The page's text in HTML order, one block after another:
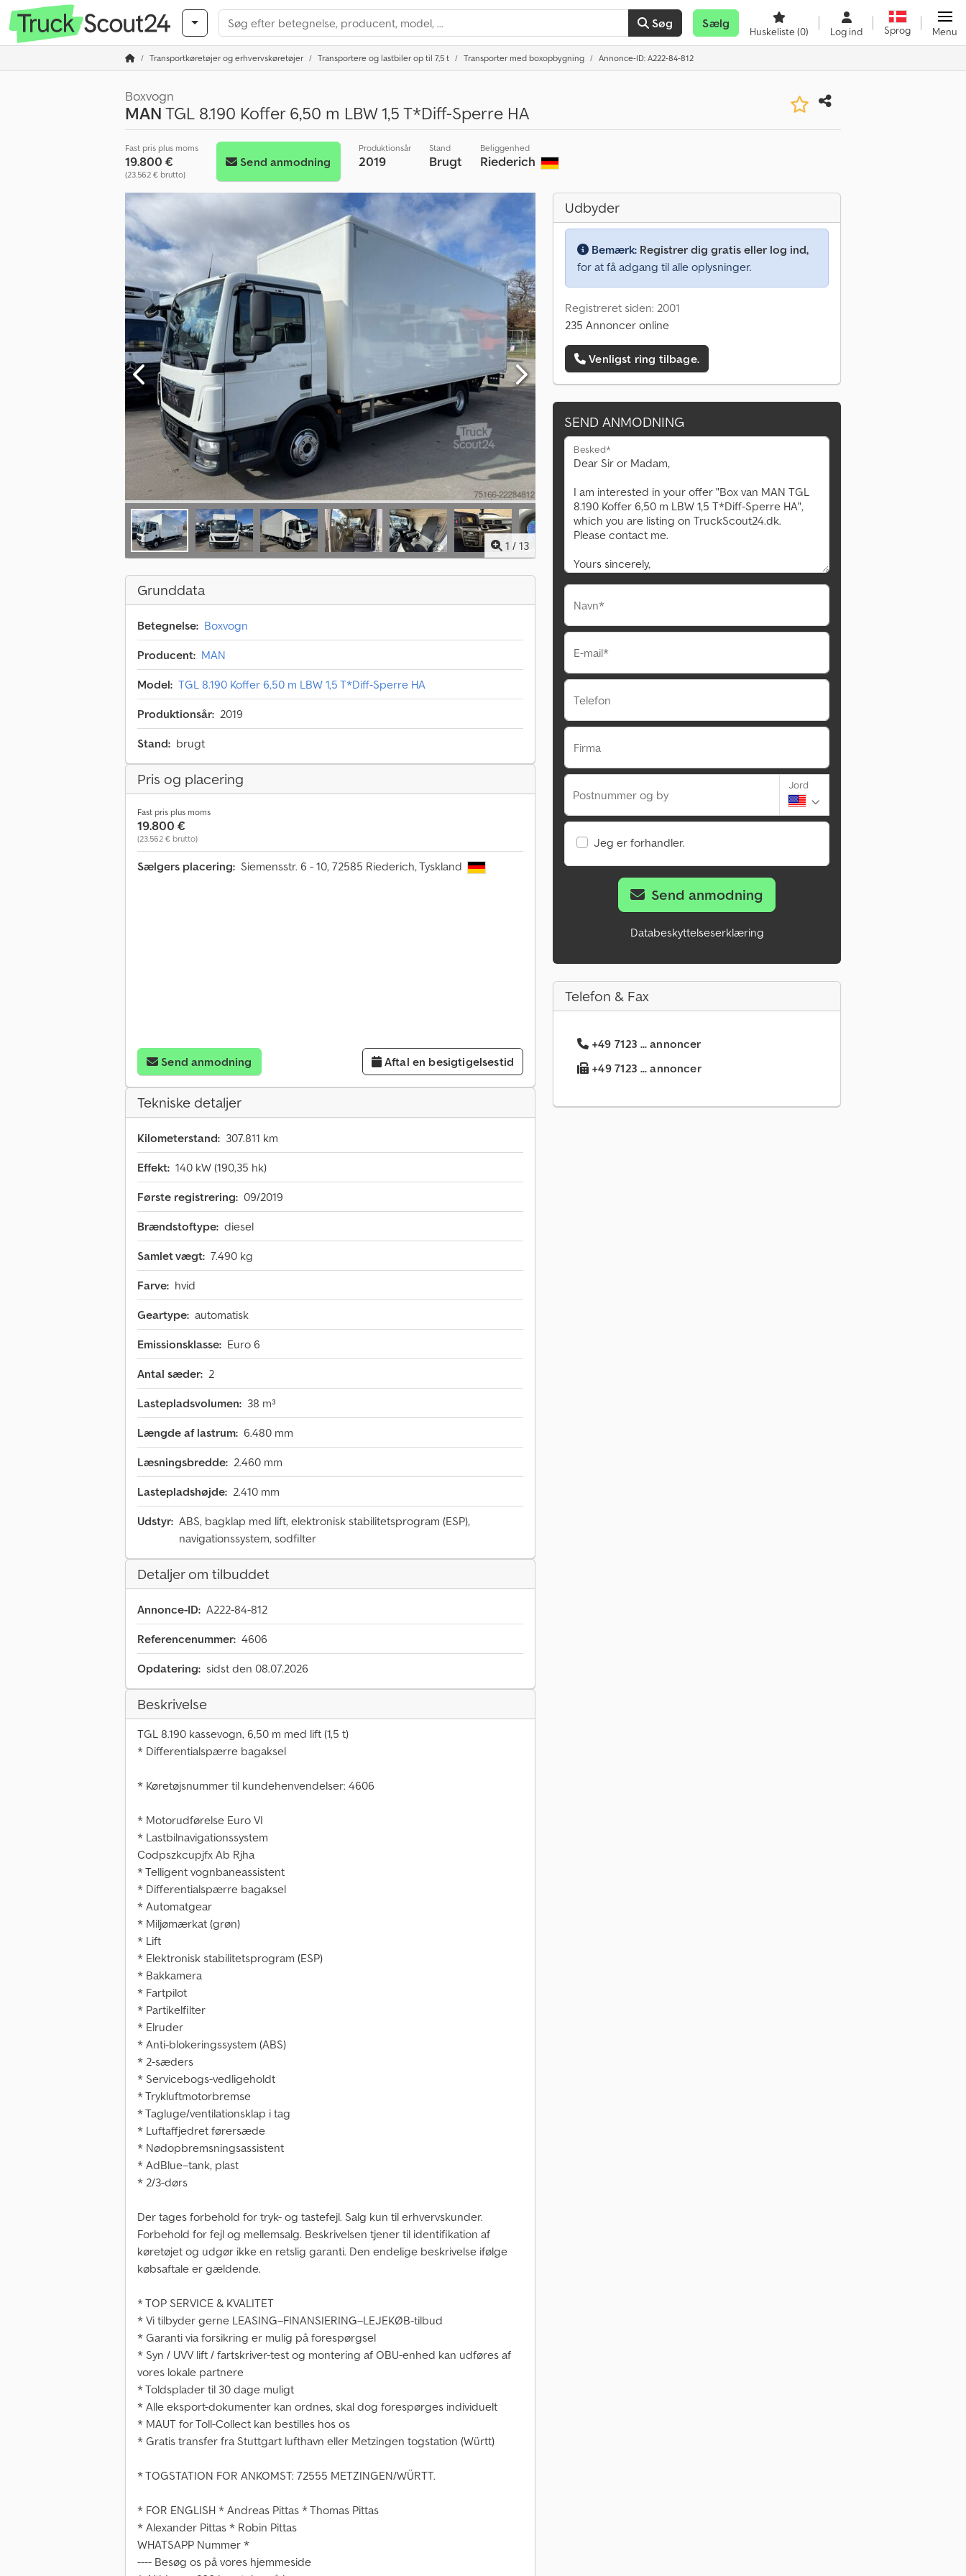
Søg Sælg
Huskeliste(0) Log ind Sprog Menu
Transportkøretøjer og erhvervskøretøjer Transportere og lastbiler op til 7,5 t Transporter med boxopbygning Annonce-ID: A222-84-812
Boxvogn
MANTGL 8.190 Koffer 6,50 m LBW 1,5 T*Diff-Sperre HA
Fast pris plus moms
19.800 €
(23.562 € brutto)
Send anmodning
Produktionsår
2019
Stand
Brugt
Beliggenhed
Riederich
1 / 13
Grunddata
Betegnelse: Boxvogn
Producent: MAN
Model: TGL 8.190 Koffer 6,50 m LBW 1,5 T*Diff-Sperre HA
Produktionsår: 2019
Stand: brugt
Pris og placering
Fast pris plus moms
19.800 €
(23.562 € brutto)
Sælgers placering: Siemensstr. 6 - 10, 72585 Riederich, Tyskland
Send anmodning Aftal en besigtigelsestid
Tekniske detaljer
Kilometerstand: 307.811 km
Effekt: 140 kW (190,35 hk)
Første registrering: 09/2019
Brændstoftype: diesel
Samlet vægt: 7.490 kg
Farve: hvid
Geartype: automatisk
Emissionsklasse: Euro 6
Antal sæder: 2
Lastepladsvolumen: 38 m³
Længde af lastrum: 6.480 mm
Læsningsbredde: 2.460 mm
Lastepladshøjde: 2.410 mm
Udstyr: ABS, bagklap med lift, elektronisk stabilitetsprogram (ESP),
navigationssystem, sodfilter
Detaljer om tilbuddet
Annonce-ID: A222-84-812
Referencenummer: 4606
Opdatering: sidst den 08.07.2026
Beskrivelse
TGL 8.190 kassevogn, 6,50 m med lift (1,5 t)
* Differentialspærre bagaksel
* Køretøjsnummer til kundehenvendelser: 4606
* Motorudførelse Euro VI
* Lastbilnavigationssystem
Codpszkcupjfx Ab Rjha
* Telligent vognbaneassistent
* Differentialspærre bagaksel
* Automatgear
* Miljømærkat (grøn)
* Lift
* Elektronisk stabilitetsprogram (ESP)
* Bakkamera
* Fartpilot
* Partikelfilter
* Elruder
* Anti-blokeringssystem (ABS)
* 2-sæders
* Servicebogs-vedligeholdt
* Trykluftmotorbremse
* Tagluge/ventilationsklap i tag
* Luftaffjedret førersæde
* Nødopbremsningsassistent
* AdBlue–tank, plast
* 2/3-dørs
Der tages forbehold for tryk- og tastefejl. Salg kun til erhvervskunder.
Forbehold for fejl og mellemsalg. Beskrivelsen tjener til identifikation af
køretøjet og udgør ikke en retslig garanti. Den endelige beskrivelse ifølge
købsaftale er gældende.
* TOP SERVICE & KVALITET
* Vi tilbyder gerne LEASING–FINANSIERING–LEJEKØB-tilbud
* Garanti via forsikring er mulig på forespørgsel
* Syn / UVV lift / fartskriver-test og montering af OBU-enhed kan udføres af
vores lokale partnere
* Toldsplader til 30 dage muligt
* Alle eksport-dokumenter kan ordnes, skal dog forespørges individuelt
* MAUT for Toll-Collect kan bestilles hos os
* Gratis transfer fra Stuttgart lufthavn eller Metzingen togstation (Württ)
* TOGSTATION FOR ANKOMST: 72555 METZINGEN/WÜRTT.
* FOR ENGLISH * Andreas Pittas * Thomas Pittas
* Alexander Pittas * Robin Pittas
WHATSAPP Nummer *
---- Besøg os på vores hjemmeside
Udbyder
Bemærk: Registrer dig gratis eller log ind,
for at få adgang til alle oplysninger.
Registreret siden: 2001
235 Annoncer online
Venligst ring tilbage.
SEND ANMODNING
Besked*
Navn*
E-mail*
Telefon
Firma
Postnummer og by
Jord
Jeg er forhandler.
Send anmodning
Databeskyttelseserklæring
Telefon & Fax
+49 7123 ... annoncer
+49 7123 ... annoncer